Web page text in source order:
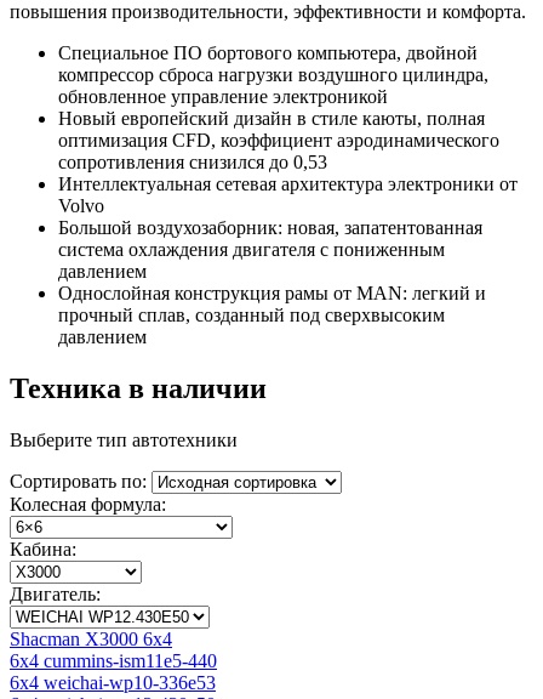
повышения производительности, эффективности и комфорта.
Специальное ПО бортового компьютера, двойной
компрессор сброса нагрузки воздушного цилиндра,
обновленное управление электроникой
Новый европейский дизайн в стиле каюты, полная
оптимизация CFD, коэффициент аэродинамического
сопротивления снизился до 0,53
Интеллектуальная сетевая архитектура электроники от
Volvo
Большой воздухозаборник: новая, запатентованная
система охлаждения двигателя с пониженным
давлением
Однослойная конструкция рамы от MAN: легкий и
прочный сплав, созданный под сверхвысоким
давлением
Техника в наличии
Выберите тип автотехники
Сортировать по:
Колесная формула:
Кабина:
Двигатель:
Shacman X3000 6x4
6x4 cummins-ism11e5-440
6x4 weichai-wp10-336e53